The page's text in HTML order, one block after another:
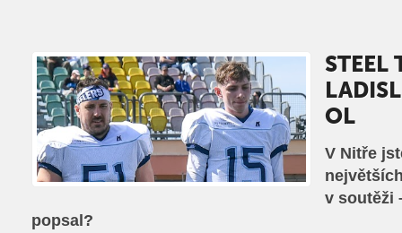
STEEL
OL
V Nitře
v soutěži
popsal?